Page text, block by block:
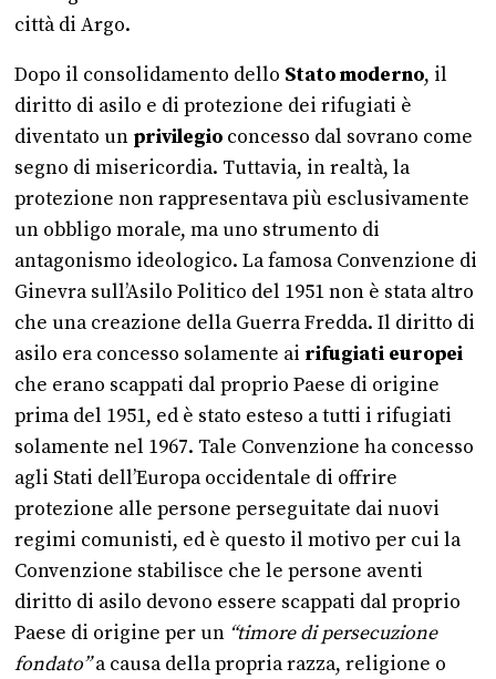
città di Argo.
Dopo il consolidamento dello Stato moderno, il
diritto di asilo e di protezione dei rifugiati è
diventato un privilegio concesso dal sovrano come
segno di misericordia. Tuttavia, in realtà, la
protezione non rappresentava più esclusivamente
un obbligo morale, ma uno strumento di
antagonismo ideologico. La famosa Convenzione di
Ginevra sull’Asilo Politico del 1951 non è stata altro
che una creazione della Guerra Fredda. Il diritto di
asilo era concesso solamente ai rifugiati europei
che erano scappati dal proprio Paese di origine
prima del 1951, ed è stato esteso a tutti i rifugiati
solamente nel 1967. Tale Convenzione ha concesso
agli Stati dell’Europa occidentale di offrire
protezione alle persone perseguitate dai nuovi
regimi comunisti, ed è questo il motivo per cui la
Convenzione stabilisce che le persone aventi
diritto di asilo devono essere scappati dal proprio
Paese di origine per un “timore di persecuzione
fondato”a causa della propria razza, religione o